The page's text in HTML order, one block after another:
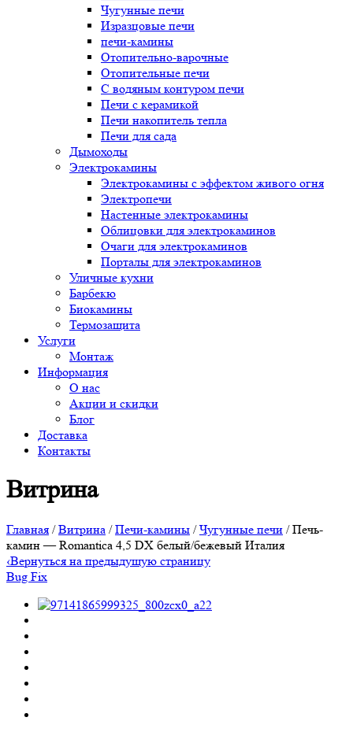
Чугунные печи
Изразцовые печи
печи-камины
Отопительно-варочные
Отопительные печи
С водяным контуром печи
Печи с керамикой
Печи накопитель тепла
Печи для сада
Дымоходы
Электрокамины
Электрокамины с эффектом живого огня
Электропечи
Настенные электрокамины
Облицовки для электрокаминов
Очаги для электрокаминов
Порталы для электрокаминов
Уличные кухни
Барбекю
Биокамины
Термозащита
Услуги
Монтаж
Информация
О нас
Акции и скидки
Блог
Доставка
Контакты
Витрина
Главная /Витрина /Печи-камины /Чугунные печи / Печь-
камин — Romantica 4,5 DX белый/бежевый Италия
‹Вернуться на предыдущую страницу
Bug Fix